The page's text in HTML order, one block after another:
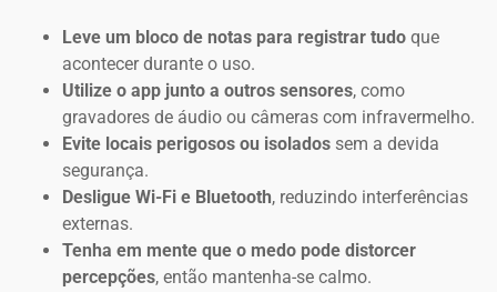
Leve um bloco de notas para registrar tudo que
acontecer durante o uso.
Utilize o app junto a outros sensores, como
gravadores de áudio ou câmeras com infravermelho.
Evite locais perigosos ou isolados sem a devida
segurança.
Desligue Wi-Fi e Bluetooth, reduzindo interferências
externas.
Tenha em mente que o medo pode distorcer
percepções, então mantenha-se calmo.